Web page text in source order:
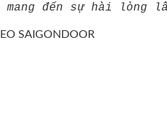
mang đến sự hài lòng
SAIGONDOOR